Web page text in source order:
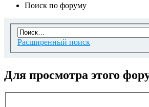
Поиск по форуму
Расширенный поиск
Для просмотра этого